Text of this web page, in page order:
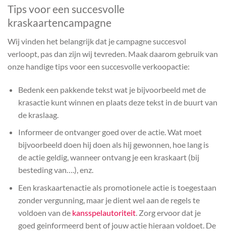
Tips voor een succesvolle
kraskaartencampagne
Wij vinden het belangrijk dat je campagne succesvol
verloopt, pas dan zijn wij tevreden. Maak daarom gebruik van
onze handige tips voor een succesvolle verkoopactie:
Bedenk een pakkende tekst wat je bijvoorbeeld met de
krasactie kunt winnen en plaats deze tekst in de buurt van
de kraslaag.
Informeer de ontvanger goed over de actie. Wat moet
bijvoorbeeld doen hij doen als hij gewonnen, hoe lang is
de actie geldig, wanneer ontvang je een kraskaart (bij
besteding van….), enz.
Een kraskaartenactie als promotionele actie is toegestaan
zonder vergunning, maar je dient wel aan de regels te
voldoen van de kansspelautoriteit. Zorg ervoor dat je
goed geinformeerd bent of jouw actie hieraan voldoet. De